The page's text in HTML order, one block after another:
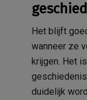
Het blijft
wanneer ze
krijgen. Het
duidelijk